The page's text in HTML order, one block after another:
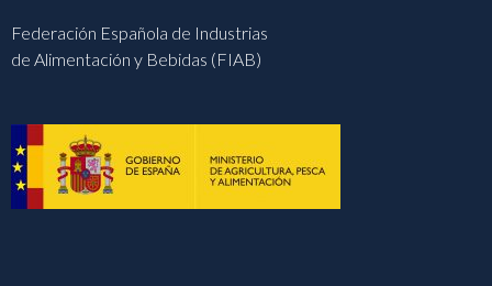
Federación Española de Industrias
de Alimentación y Bebidas (FIAB)